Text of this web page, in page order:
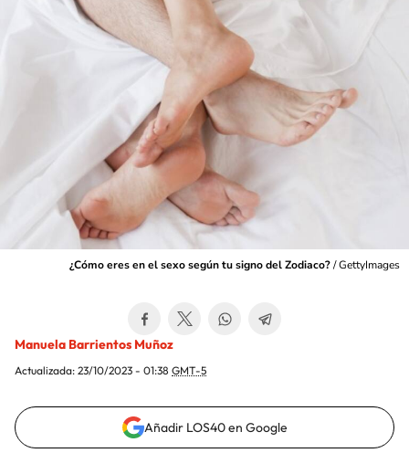
¿Cómo eres en el sexo según tu signo del Zodiaco?/GettyImages
Manuela Barrientos Muñoz
Actualizada: 23/10/2023 - 01:38 GMT-5
Añadir LOS40 en Google